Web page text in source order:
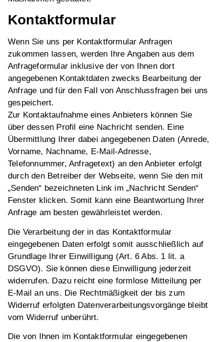
Kontaktformular
Wenn Sie uns per Kontaktformular Anfragen
zukommen lassen, werden Ihre Angaben aus dem
Anfrageformular inklusive der von Ihnen dort
angegebenen Kontaktdaten zwecks Bearbeitung der
Anfrage und für den Fall von Anschlussfragen bei uns
gespeichert.
Zur Kontaktaufnahme eines Anbieters können Sie
über dessen Profil eine Nachricht senden. Eine
Übermittlung Ihrer dabei angegebenen Daten (Anrede,
Vorname, Nachname, E-Mail-Adresse,
Telefonnummer, Anfragetext) an den Anbieter erfolgt
durch den Betreiber der Webseite, wenn Sie den mit
„Senden“ bezeichneten Link im „Nachricht Senden“
Fenster klicken. Somit kann eine Beantwortung Ihrer
Anfrage am besten gewährleistet werden.
Die Verarbeitung der in das Kontaktformular
eingegebenen Daten erfolgt somit ausschließlich auf
Grundlage Ihrer Einwilligung (Art. 6 Abs. 1 lit. a
DSGVO). Sie können diese Einwilligung jederzeit
widerrufen. Dazu reicht eine formlose Mitteilung per
E-Mail an uns. Die Rechtmäßigkeit der bis zum
Widerruf erfolgten Datenverarbeitungsvorgänge bleibt
vom Widerruf unberührt.
Die von Ihnen im Kontaktformular eingegebenen